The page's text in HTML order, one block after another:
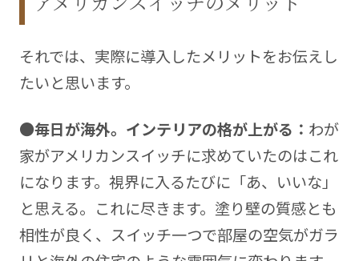
それでは、実際に導入したメリットをお伝えし
たいと思います。
●毎日が海外。インテリアの格が上がる： わが
家がアメリカンスイッチに求めていたのはこれ
になります。視界に入るたびに「あ、いいな」
と思える。これに尽きます。塗り壁の質感とも
相性が良く、スイッチ一つで部屋の空気がガラ